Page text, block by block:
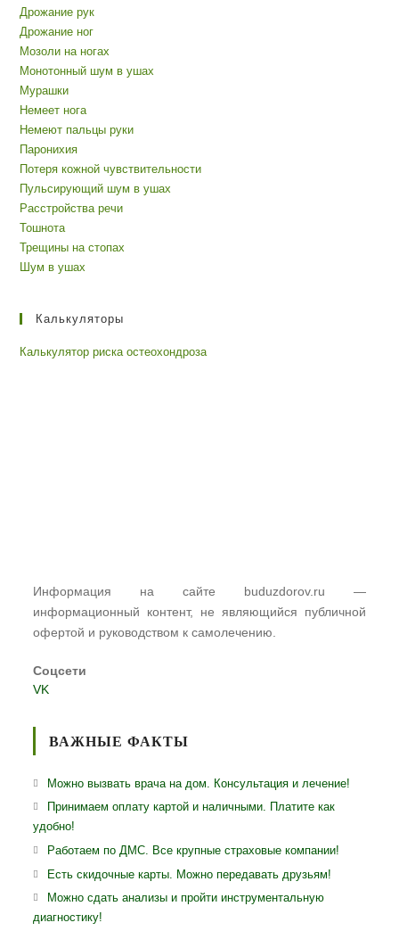
Дрожание рук
Дрожание ног
Мозоли на ногах
Монотонный шум в ушах
Мурашки
Немеет нога
Немеют пальцы руки
Паронихия
Потеря кожной чувствительности
Пульсирующий шум в ушах
Расстройства речи
Тошнота
Трещины на стопах
Шум в ушах
Калькуляторы
Калькулятор риска остеохондроза
Информация на сайте buduzdorov.ru —
информационный контент, не являющийся публичной
офертой и руководством к самолечению.
Соцсети
VK
ВАЖНЫЕ ФАКТЫ
Можно вызвать врача на дом. Консультация и лечение!
Принимаем оплату картой и наличными. Платите как
удобно!
Работаем по ДМС. Все крупные страховые компании!
Есть скидочные карты. Можно передавать друзьям!
Можно сдать анализы и пройти инструментальную
диагностику!